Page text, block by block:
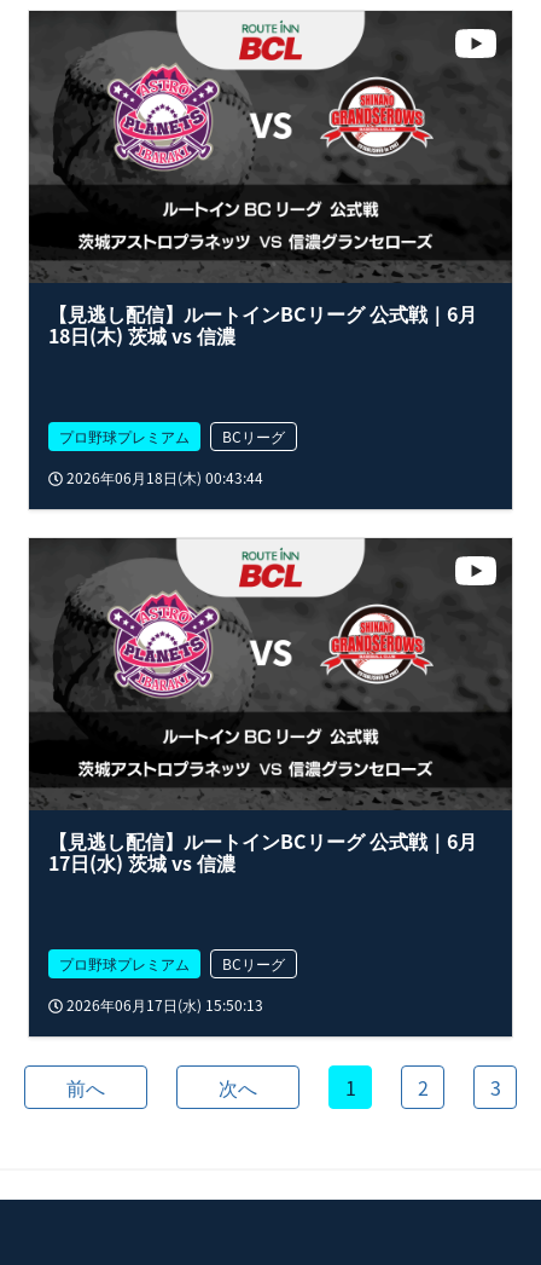
【見逃し配信】ルートインBCリーグ 公式戦｜6月
18日(木) 茨城 vs 信濃
プロ野球プレミアム
BCリーグ
2026年06月18日(木) 00:43:44
【見逃し配信】ルートインBCリーグ 公式戦｜6月
17日(水) 茨城 vs 信濃
プロ野球プレミアム
BCリーグ
2026年06月17日(水) 15:50:13
前へ 次へ 1 2 3